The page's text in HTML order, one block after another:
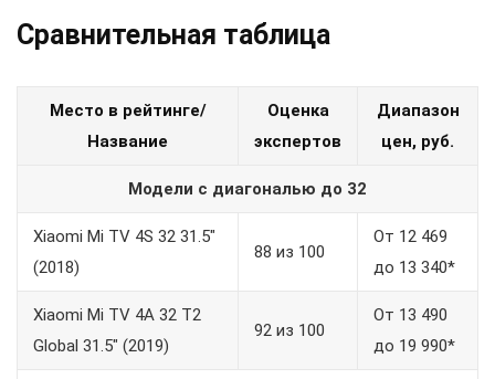
Сравнительная таблица
Место в рейтинге/
Название
Оценка
экспертов
Диапазон
цен, руб.
Модели с диагональю до 32
Xiaomi Mi TV 4S 32 31.5″
(2018)
88 из 100
От 12 469
до 13 340*
Xiaomi Mi TV 4A 32 T2
Global 31.5″ (2019)
92 из 100
От 13 490
до 19 990*